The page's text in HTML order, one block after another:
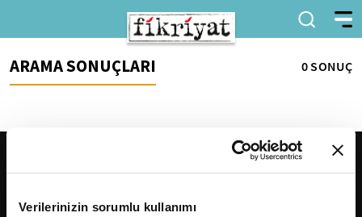
Verilerinizin sorumlu kullanımı
ARAMA SONUÇLARI 0 SONUÇ